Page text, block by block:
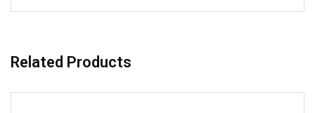
Related Products